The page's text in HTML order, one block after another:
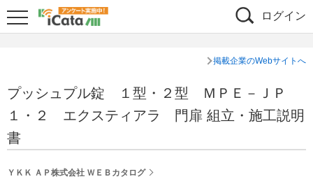
ログイン
掲載企業のWebサイトへ
プッシュプル錠 １型・２型 ＭＰＥ－ＪＰ
１・２ エクスティアラ 門扉 組立・施工説明
書
ＹＫＫ ＡＰ株式会社 ＷＥＢカタログ